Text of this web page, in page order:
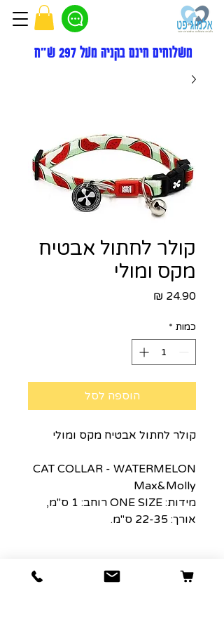
משלוחים חינם בקניה מעל 297 ש"ח
קולר לחתול אבטיח
מקס ומולי
כמות *
הוספה לסל
קולר לחתול אבטיח מקס ומולי
CAT COLLAR - WATERMELON
Max&Molly
מידות: ONE SIZE רוחב: 1 ס"מ,
אורך: 22-35 ס"מ.